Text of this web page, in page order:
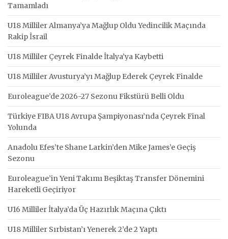
Tamamladı
U18 Milliler Almanya’ya Mağlup Oldu Yedincilik Maçında
Rakip İsrail
U18 Milliler Çeyrek Finalde İtalya’ya Kaybetti
U18 Milliler Avusturya’yı Mağlup Ederek Çeyrek Finalde
Euroleague’de 2026-27 Sezonu Fikstürü Belli Oldu
Türkiye FIBA U18 Avrupa Şampiyonası’nda Çeyrek Final
Yolunda
Anadolu Efes’te Shane Larkin’den Mike James’e Geçiş
Sezonu
Euroleague’in Yeni Takımı Beşiktaş Transfer Dönemini
Hareketli Geçiriyor
U16 Milliler İtalya’da Üç Hazırlık Maçına Çıktı
U18 Milliler Sırbistan’ı Yenerek 2’de 2 Yaptı